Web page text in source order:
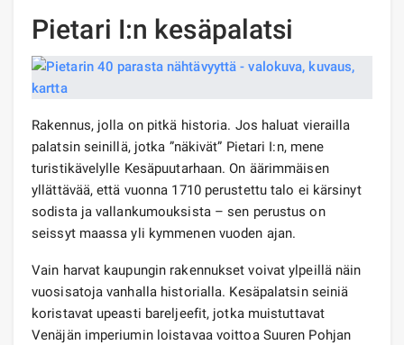
Pietari I:n kesäpalatsi
Rakennus, jolla on pitkä historia. Jos haluat vierailla
palatsin seinillä, jotka ”näkivät” Pietari I:n, mene
turistikävelylle Kesäpuutarhaan. On äärimmäisen
yllättävää, että vuonna 1710 perustettu talo ei kärsinyt
sodista ja vallankumouksista – sen perustus on
seissyt maassa yli kymmenen vuoden ajan.
Vain harvat kaupungin rakennukset voivat ylpeillä näin
vuosisatoja vanhalla historialla. Kesäpalatsin seiniä
koristavat upeasti bareljeefit, jotka muistuttavat
Venäjän imperiumin loistavaa voittoa Suuren Pohjan